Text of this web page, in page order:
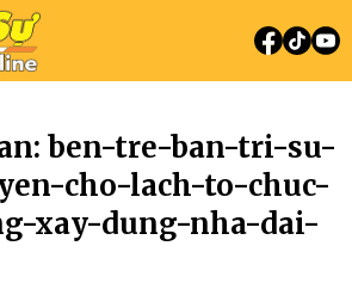
ben-tre-ban-tri-su-
cho-lach-to-chuc-
xay-dung-nha-dai-